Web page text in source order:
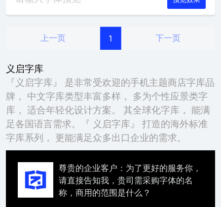
上一页 1 下一页
义启字库
『义启字库』 是非常受欢迎的手机主题商店字库品
牌， 中文字库类型丰富多样， 多为个性应景类字
库， 适合年轻化设计方案。 其全球化字库， 能满
足各国语言需求。『 义启字库』 打造的海外标准
字库系列， 更能满足众多出口企业的需求。
尊贵的企业客户：为了更好的服务你，
请直接告知我，贵司需采购字体的名
称，商用的范围是什么？